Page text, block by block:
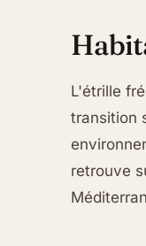
L'étrille
transition
retrouve